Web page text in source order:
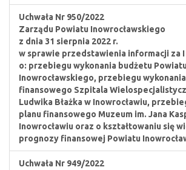
Uchwała Nr 950/2022
Zarządu Powiatu Inowrocławskiego
z dnia 31 sierpnia 2022 r.
w sprawie przedstawienia informacji za I
o: przebiegu wykonania budżetu Powiatu
Inowrocławskiego, przebiegu
finansowego Szpitala
Ludwika Błażka w Inowrocławiu,
planu finansowego Muzeum im. Jana
Inowrocławiu oraz o kształtowaniu się
prognozy finansowej Powiatu
Uchwała Nr 949/2022